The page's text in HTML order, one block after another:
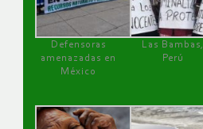
Defensoras
amenazadas en
México
Las Bambas,
Perú